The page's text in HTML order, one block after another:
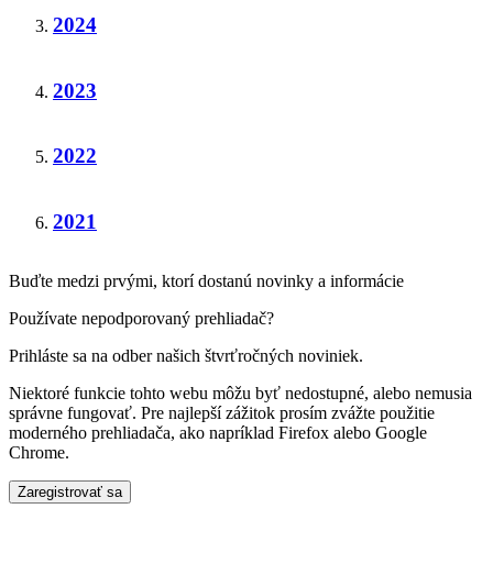
2024
2023
2022
2021
Buďte medzi prvými, ktorí dostanú novinky a informácie
Používate nepodporovaný prehliadač?
Prihláste sa na odber našich štvrťročných noviniek.
Niektoré funkcie tohto webu môžu byť nedostupné, alebo nemusia
správne fungovať. Pre najlepší zážitok prosím zvážte použitie
moderného prehliadača, ako napríklad Firefox alebo Google
Chrome.
Zaregistrovať sa